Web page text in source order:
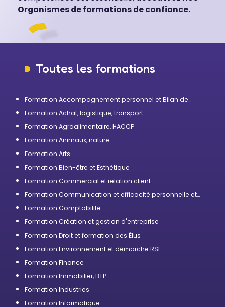
Organismes de formations de confiance.
Toutes les formations
Formation Accompagnement personnel et Bilan de
Formation Achat, logistique, transport
Formation Agroalimentaire, HACCP
Formation Animaux, nature
Formation Arts
Formation Bien-être et Esthétique
Formation Commercial et relation client
Formation Communication et efficacité personnelle et
Formation Comptabilité
Formation Création et gestion d'entreprise
Formation Droit et formation des Élus
Formation Environnement et démarche RSE
Formation Finance
Formation Immobilier, BTP
Formation Industries
Formation Informatique